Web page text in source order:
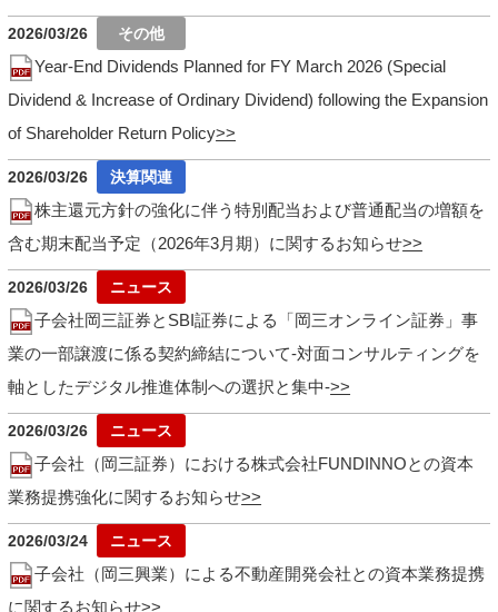
2026/03/26
Year-End Dividends Planned for FY March 2026 (Special
Dividend & Increase of Ordinary Dividend) following the Expansion
of Shareholder Return Policy
2026/03/26
株主還元方針の強化に伴う特別配当および普通配当の増額を
含む期末配当予定（2026年3月期）に関するお知らせ
2026/03/26
子会社岡三証券とSBI証券による「岡三オンライン証券」事
業の一部譲渡に係る契約締結について-対面コンサルティングを
軸としたデジタル推進体制への選択と集中-
2026/03/26
子会社（岡三証券）における株式会社FUNDINNOとの資本
業務提携強化に関するお知らせ
2026/03/24
子会社（岡三興業）による不動産開発会社との資本業務提携
に関するお知らせ